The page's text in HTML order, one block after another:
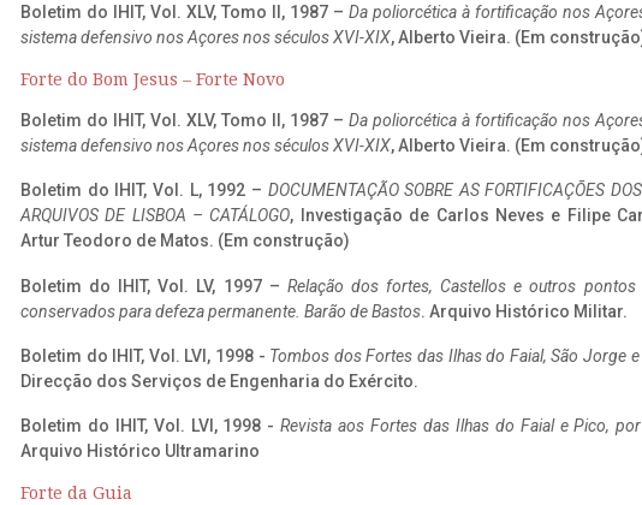
Boletim do IHIT, Vol. XLV, Tomo II, 1987 – Da poliorcética à fortificação nos
sistema defensivo nos Açores nos séculos XVI-XIX, Alberto Vieira. (Em
Forte do Bom Jesus – Forte Novo
Boletim do IHIT, Vol. XLV, Tomo II, 1987 – Da poliorcética à fortificação nos
sistema defensivo nos Açores nos séculos XVI-XIX, Alberto Vieira. (Em
Boletim do IHIT, Vol. L, 1992 – DOCUMENTAÇÃO SOBRE AS FORTIFICAÇÕES
ARQUIVOS DE LISBOA – CATÁLOGO, Investigação de Carlos Neves e Filipe
Artur Teodoro de Matos. (Em construção)
Boletim do IHIT, Vol. LV, 1997 – Relação dos fortes, Castellos e outros
conservados para defeza permanente. Barão de Bastos. Arquivo Histórico Militar.
Boletim do IHIT, Vol. LVI, 1998 - Tombos dos Fortes das Ilhas do Faial, São Jorge e
Direcção dos Serviços de Engenharia do Exército.
Boletim do IHIT, Vol. LVI, 1998 -Revista aos Fortes das Ilhas do Faial e Pico,
Arquivo Histórico Ultramarino
Forte da Guia